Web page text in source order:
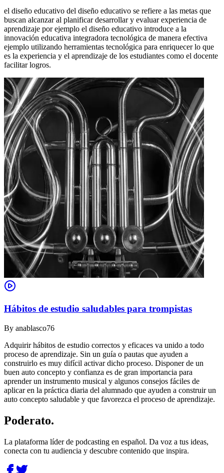
el diseño educativo del diseño educativo se refiere a las metas que
buscan alcanzar al planificar desarrollar y evaluar experiencia de
aprendizaje por ejemplo el diseño educativo introduce a la
innovación educativa integradora tecnológica de manera efectiva
ejemplo utilizando herramientas tecnológica para enriquecer lo que
es la experiencia y el aprendizaje de los estudiantes como el docente
facilitar logros.
Hábitos de estudio saludables para trompistas
By anablasco76
Adquirir hábitos de estudio correctos y eficaces va unido a todo
proceso de aprendizaje. Sin un guía o pautas que ayuden a
construirlo es muy difícil activar dicho proceso. Disponer de un
buen auto concepto y confianza es de gran importancia para
aprender un instrumento musical y algunos consejos fáciles de
aplicar en la práctica diaria del alumnado que ayuden a construir un
auto concepto saludable y que favorezca el proceso de aprendizaje.
Poderato.
La plataforma líder de podcasting en español. Da voz a tus ideas,
conecta con tu audiencia y descubre contenido que inspira.